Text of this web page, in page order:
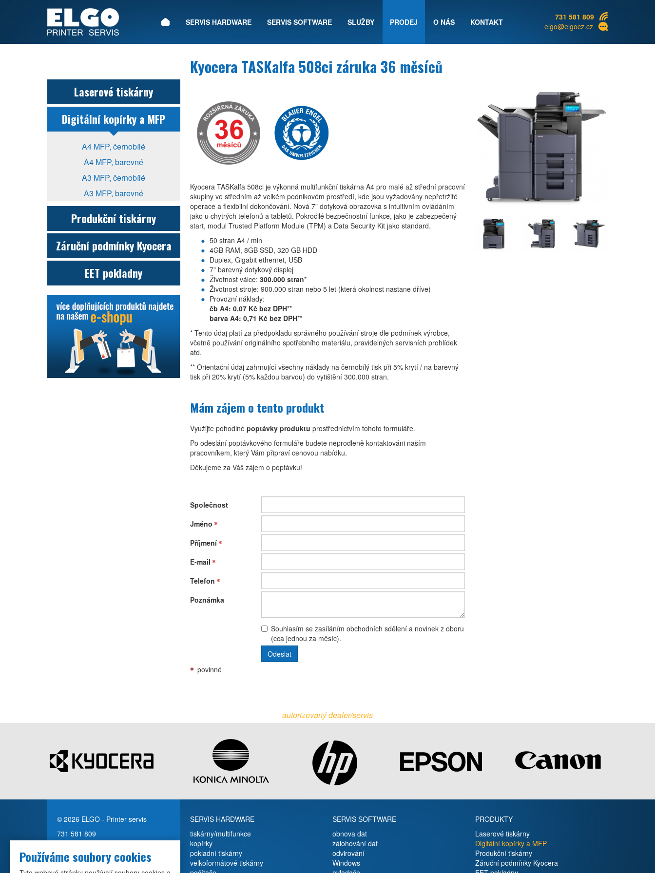
ÚVOD SERVIS HARDWARE SERVIS SOFTWARE SLUŽBY PRODEJ O NÁS KONTAKT
731 581 809
elgo@elgocz.cz
Laserové tiskárny
Digitální kopírky a MFP
A4 MFP, černobílé
A4 MFP, barevné
A3 MFP, černobílé
A3 MFP, barevné
Produkční tiskárny
Záruční podmínky Kyocera
EET pokladny
Kyocera TASKalfa 508ci záruka 36 měsíců
Kyocera TASKalfa 508ci je výkonná multifunkční tiskárna A4 pro malé až střední pracovní
skupiny ve středním až velkém podnikovém prostředí, kde jsou vyžadovány nepřetržité
operace a flexibilní dokončování. Nová 7" dotyková obrazovka s intuitivním ovládáním
jako u chytrých telefonů a tabletů. Pokročilé bezpečnostní funkce, jako je zabezpečený
start, modul Trusted Platform Module (TPM) a Data Security Kit jako standard.
50 stran A4 / min
4GB RAM, 8GB SSD, 320 GB HDD
Duplex, Gigabit ethernet, USB
7" barevný dotykový displej
Životnost válce: 300.000 stran*
Životnost stroje: 900.000 stran nebo 5 let (která okolnost nastane dříve)
Provozní náklady:
čb A4: 0,07 Kč bez DPH**
barva A4: 0,71 Kč bez DPH**
* Tento údaj platí za předpokladu správného používání stroje dle podmínek výrobce,
včetně používání originálního spotřebního materiálu, pravidelných servisních prohlídek
atd.
** Orientační údaj zahrnující všechny náklady na černobílý tisk při 5% krytí / na barevný
tisk při 20% krytí (5% každou barvou) do vytištění 300.000 stran.
Mám zájem o tento produkt
Využijte pohodlné poptávky produktu prostřednictvím tohoto formuláře.
Po odeslání poptávkového formuláře budete neprodleně kontaktováni naším
pracovníkem, který Vám připraví cenovou nabídku.
Děkujeme za Váš zájem o poptávku!
Společnost
Jméno
Příjmení
E-mail
Telefon
Poznámka
Souhlasím se zasíláním obchodních sdělení a novinek z oboru
(cca jednou za měsíc).
povinné
autorizovaný dealer/servis
© 2026 ELGO - Printer servis
731 581 809
elgo@elgocz.cz
Vladimír Fojtík
ELGO - Printer servis
SERVIS HARDWARE
tiskárny/multifunkce
kopírky
pokladní tiskárny
velkoformátové tiskárny
SERVIS SOFTWARE
obnova dat
zálohování dat
odvirování
Windows
PRODUKTY
Laserové tiskárny
Digitální kopírky a MFP
Produkční tiskárny
Záruční podmínky Kyocera
Používáme soubory cookies